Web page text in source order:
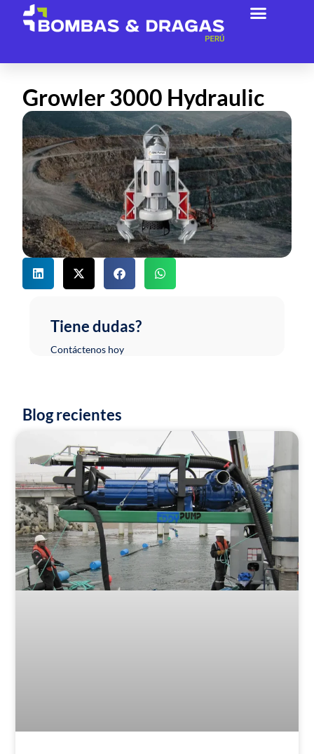
Growler 3000 Hydraulic
Tiene dudas?
Contáctenos hoy
Blog recientes